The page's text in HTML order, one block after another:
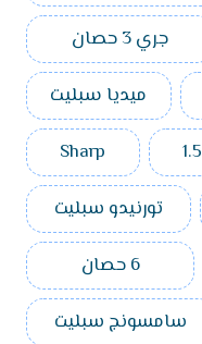
جري 3 حصان
ميديا سبليت
1.5
Sharp
تورنيدو سبليت
6 حصان
سامسونج سبليت